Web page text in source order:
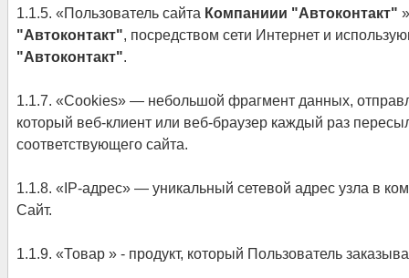
1.1.5. «Пользователь сайта Компаниии "Автоконтакт"
"Автоконтакт", посредством сети Интернет и
"Автоконтакт".
1.1.7. «Cookies» — небольшой фрагмент данных,
который веб-клиент или веб-браузер каждый раз
соответствующего сайта.
1.1.8. «IP-адрес» — уникальный сетевой адрес узла в
Сайт.
1.1.9. «Товар » - продукт, который Пользователь